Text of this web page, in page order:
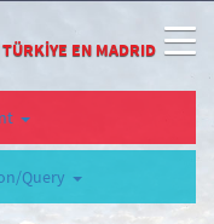
EN MADRID
Query